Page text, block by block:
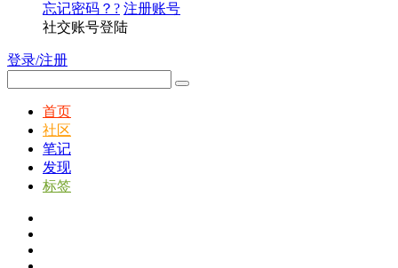
忘记密码？? 注册账号
社交账号登陆
登录/注册
首页
社区
笔记
发现
标签